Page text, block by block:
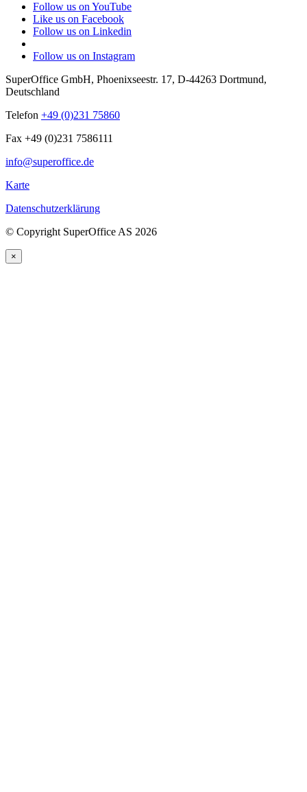
Follow us on YouTube
Like us on Facebook
Follow us on Linkedin
Follow us on Instagram
SuperOffice GmbH, Phoenixseestr. 17, D-44263 Dortmund,
Deutschland
Telefon +49 (0)231 75860
Fax +49 (0)231 7586111
info@superoffice.de
Karte
Datenschutzerklärung
© Copyright SuperOffice AS 2026
×